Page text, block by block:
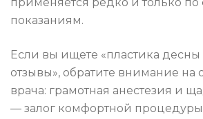
показаниям.
Если вы ищете «пластика десны
отзывы», обратите внимание на
врача: грамотная анестезия и
— залог комфортной